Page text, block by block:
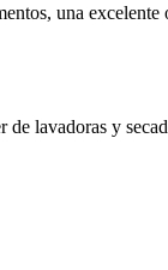
una
lavadoras y